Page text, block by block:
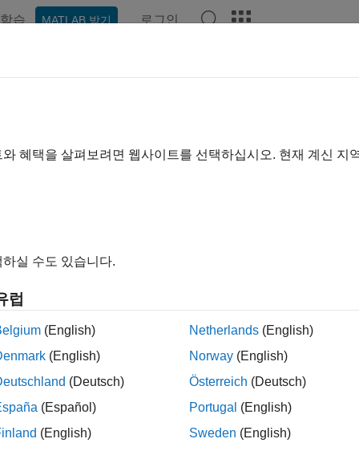
학습 MATLAB 받기 로그인
Class
matlab.unittest
as well as the duration of each test.
of tests run in the suite.
혜택을 살펴보려면 웹사이트를 선택하십시오. 현재 계신 지
실 수도 있습니다.
럽
(English)
(English)
(Deutsch)
(Español)
(English)
Netherlands (English)
Norway (English)
Österreich (Deutsch)
Portugal (English)
Sweden (English)